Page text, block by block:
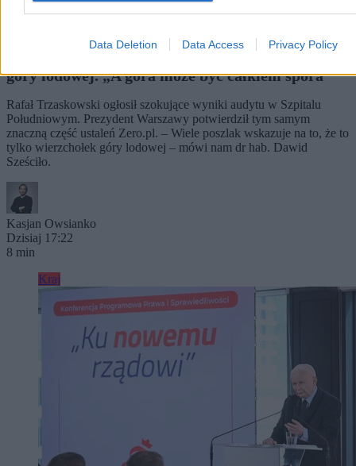
Data Deletion Data Access Privacy Policy
Afera w Szpitalu Południowym to wierzchołek
góry lodowej. „A góra może być całkiem spora”
Rafał Trzaskowski ogłosił szokujące wyniki audytu w Szpitalu
Południowym. Prezydent Warszawy potwierdził tym samym
znaczną część ustaleń Zero.pl. – Wiele poszlak wskazuje na to, że to
tylko wierzchołek góry lodowej – mówi nam dr hab. Dawid
Sześciło.
Kasjan Owsianko
Dzisiaj 17:22
8 min
Kraj